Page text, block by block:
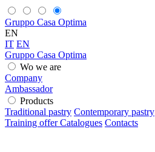
Gruppo Casa Optima
EN
IT EN
Gruppo Casa Optima
Wo we are
Company
Ambassador
Products
Traditional pastry Contemporary pastry
Training offerCatalogues Contacts